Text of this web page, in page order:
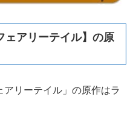
ェアリーテイル】の原
アリーテイル」の原作はラ